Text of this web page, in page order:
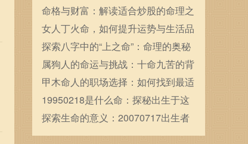
人生的新起航
命格与财富：解读适合炒股的命理之
道
女人丁火命，如何提升运势与生活品
质的秘笈！
探索八字中的“上之命”：命理的奥秘
与人生启示
属狗人的命运与挑战：十命九苦的背
后故事
甲木命人的职场选择：如何找到最适
合的职业发展之路
19950218是什么命：探秘出生于这
一日的命运与性格
探索生命的意义：20070717出生者
的命运解析